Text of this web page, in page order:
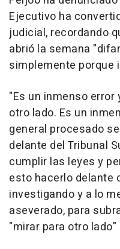
Ejecutivo ha
judicial, recordando
abrió la semana
simplemente porque
"Es un inmenso
otro lado. Es un
general procesado
delante del Tribunal
cumplir las leyes y
esto hacerlo delante
investigando y a lo
aseverado, para
"mirar para otro